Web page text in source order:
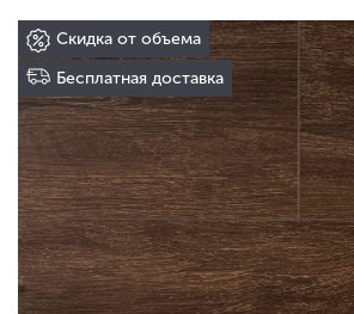
Скидка от объема
Бесплатная доставка